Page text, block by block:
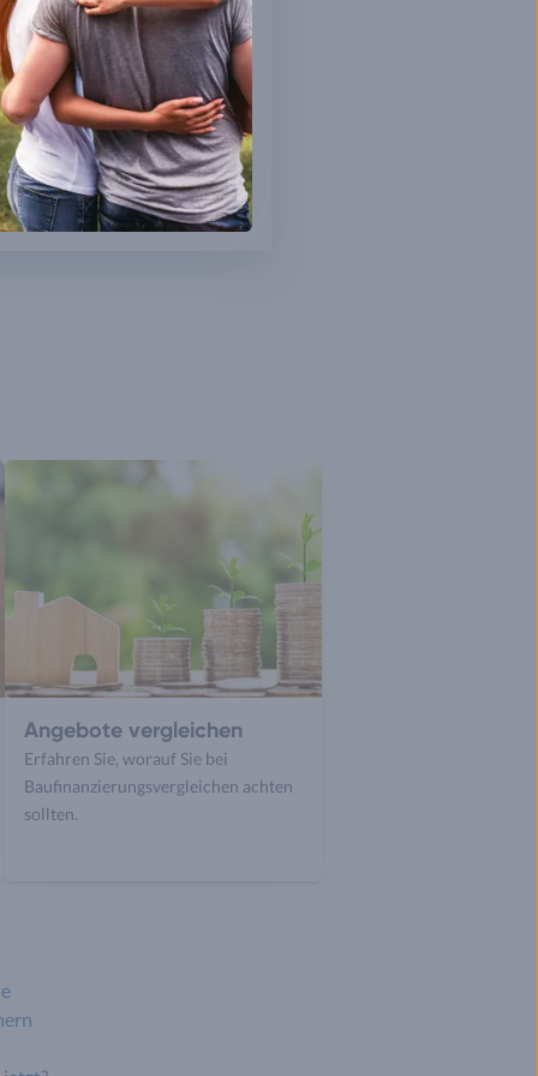
Angebote vergleichen
Erfahren Sie, worauf Sie bei
Baufinanzierungsvergleichen achten
sollten.